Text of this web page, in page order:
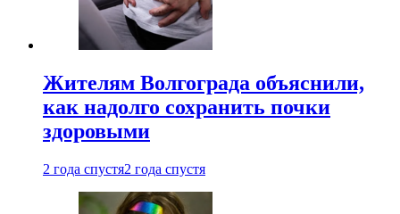
Жителям Волгограда объяснили,
как надолго сохранить почки
здоровыми
2 года спустя2 года спустя